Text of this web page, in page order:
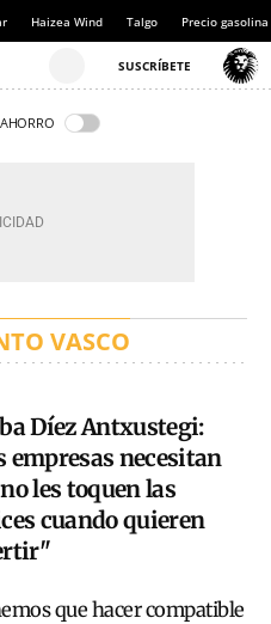
Haizea Wind Talgo Precio gasolina
VASCO
Díez Antxustegi:
empresas necesitan
les toquen las
cuando quieren
que hacer compatible